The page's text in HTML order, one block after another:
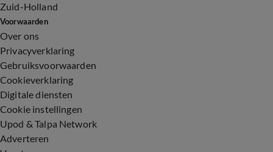
Zuid-Holland
Voorwaarden
Over ons
Privacyverklaring
Gebruiksvoorwaarden
Cookieverklaring
Digitale diensten
Cookie instellingen
Upod & Talpa Network
Adverteren